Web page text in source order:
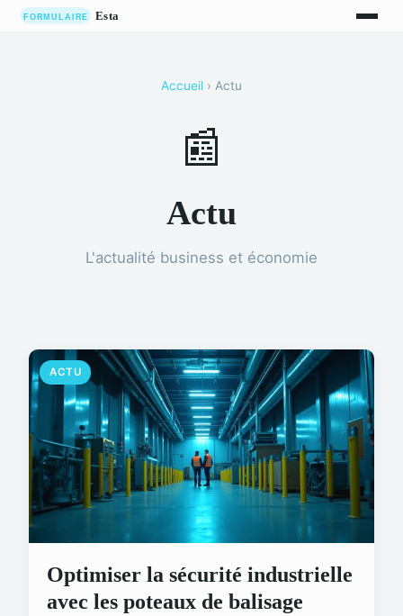
Accueil › Actu
📰
Actu
L'actualité business et économie
ACTU
Optimiser la sécurité industrielle
avec les poteaux de balisage